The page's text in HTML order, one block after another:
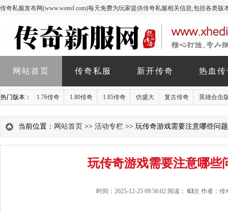
传奇私服发布网(www.wensf.com)每天免费为玩家提供传奇私服相关信息,包括各类
网站首页 传奇私服 新开传奇 热血
热门版本： 1.76传奇 1.80传奇 1.85传奇 仿盛大 复古传奇 英雄合击
当前位置： 网站首页 >> 活动专栏 >> 玩传奇游戏需要注意哪些问
玩传奇游戏需要注意哪些
时间：2025-12-25 09:56:02 阅读： 63次 作者：传